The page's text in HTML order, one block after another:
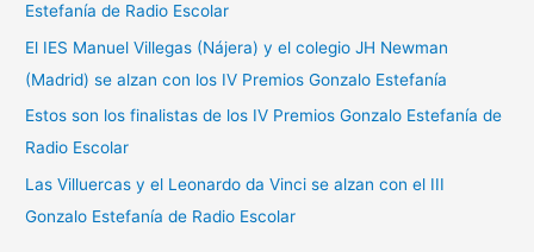
Estefanía de Radio Escolar
El IES Manuel Villegas (Nájera) y el colegio JH Newman
(Madrid) se alzan con los IV Premios Gonzalo Estefanía
Estos son los finalistas de los IV Premios Gonzalo Estefanía de
Radio Escolar
Las Villuercas y el Leonardo da Vinci se alzan con el III
Gonzalo Estefanía de Radio Escolar